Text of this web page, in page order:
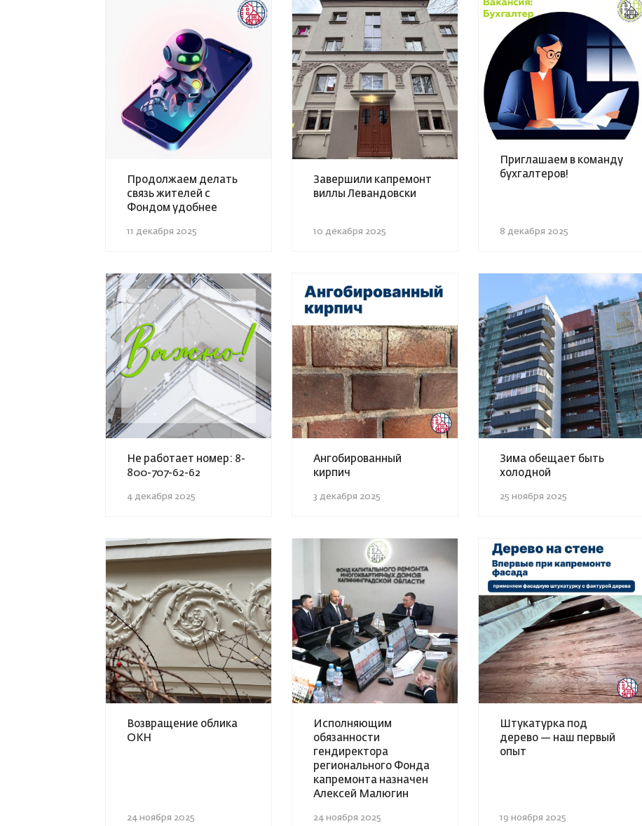
Продолжаем делать
связь жителей с
Фондом удобнее
11 декабря 2025
Завершили капремонт
виллы Левандовски
10 декабря 2025
Приглашаем в команду
бухгалтеров!
8 декабря 2025
Не работает номер: 8-
800-707-62-62
4 декабря 2025
Ангобированный
кирпич
3 декабря 2025
Зима обещает быть
холодной
25 ноября 2025
Возвращение облика
ОКН
24 ноября 2025
Исполняющим
обязанности
гендиректора
регионального Фонда
капремонта назначен
Алексей Малюгин
24 ноября 2025
Штукатурка под
дерево — наш первый
опыт
19 ноября 2025